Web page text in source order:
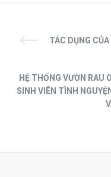
TÁC DỤNG
HỆ THỐNG VƯỜN RAU
SINH VIÊN TÌNH